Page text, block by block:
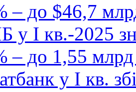
– до $46,7
I кв.-2025
– до 1,55
у І кв.